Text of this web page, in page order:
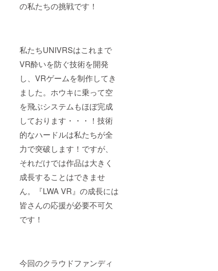
の私たちの挑戦です！
私たちUNIVRSはこれまで
VR酔いを防ぐ技術を開発
し、VRゲームを制作してき
ました。ホウキに乗って空
を飛ぶシステムもほぼ完成
しております・・・！技術
的なハードルは私たちが全
力で突破します！ですが、
それだけでは作品は大きく
成長することはできませ
ん。『LWA VR』の成長には
皆さんの応援が必要不可欠
です！
今回のクラウドファンディ